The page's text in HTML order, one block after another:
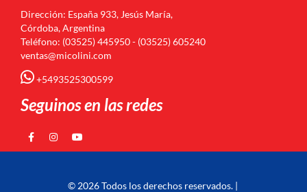
Dirección: España 933, Jesús María,
Córdoba, Argentina
Teléfono: (03525) 445950 - (03525) 605240
ventas@micolini.com
+5493525300599
Seguinos en las redes
© 2026 Todos los derechos reservados. |